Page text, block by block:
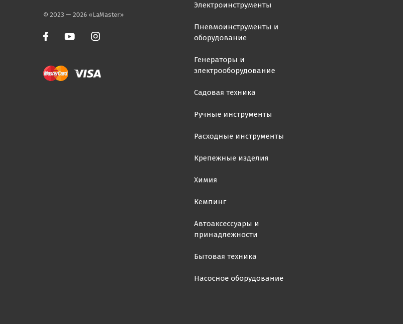
© 2023 — 2026 «LaMaster»
Электроинструменты
Пневмоинструменты и
оборудование
Генераторы и
электрооборудование
Садовая техника
Ручные инструменты
Расходные инструменты
Крепежные изделия
Химия
Кемпинг
Автоаксессуары и
принадлежности
Бытовая техника
Насосное оборудование